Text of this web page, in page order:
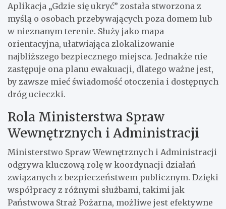
Aplikacja „Gdzie się ukryć” została stworzona z
myślą o osobach przebywających poza domem lub
w nieznanym terenie. Służy jako mapa
orientacyjna, ułatwiająca zlokalizowanie
najbliższego bezpiecznego miejsca. Jednakże nie
zastępuje ona planu ewakuacji, dlatego ważne jest,
by zawsze mieć świadomość otoczenia i dostępnych
dróg ucieczki.
Rola Ministerstwa Spraw
Wewnętrznych i Administracji
Ministerstwo Spraw Wewnętrznych i Administracji
odgrywa kluczową rolę w koordynacji działań
związanych z bezpieczeństwem publicznym. Dzięki
współpracy z różnymi służbami, takimi jak
Państwowa Straż Pożarna, możliwe jest efektywne